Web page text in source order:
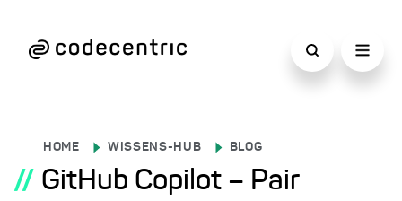
HOME WISSENS-HUB BLOG
// GitHub Copilot – Pair